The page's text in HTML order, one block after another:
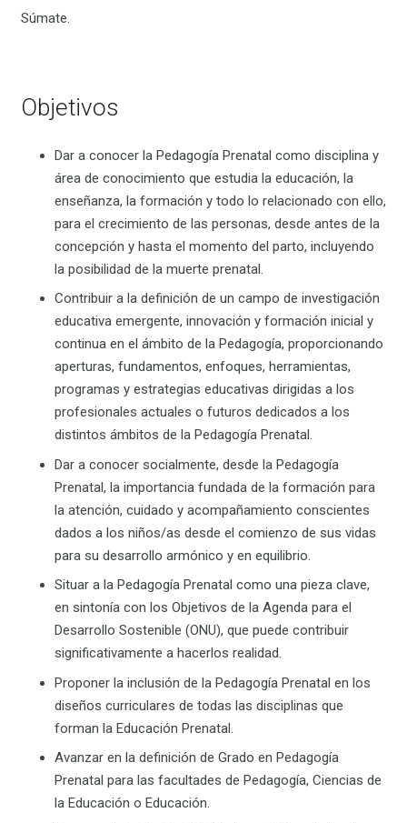
Súmate.
Objetivos
Dar a conocer la Pedagogía Prenatal como disciplina y
área de conocimiento que estudia la educación, la
enseñanza, la formación y todo lo relacionado con ello,
para el crecimiento de las personas, desde antes de la
concepción y hasta el momento del parto, incluyendo
la posibilidad de la muerte prenatal.
Contribuir a la definición de un campo de investigación
educativa emergente, innovación y formación inicial y
continua en el ámbito de la Pedagogía, proporcionando
aperturas, fundamentos, enfoques, herramientas,
programas y estrategias educativas dirigidas a los
profesionales actuales o futuros dedicados a los
distintos ámbitos de la Pedagogía Prenatal.
Dar a conocer socialmente, desde la Pedagogía
Prenatal, la importancia fundada de la formación para
la atención, cuidado y acompañamiento conscientes
dados a los niños/as desde el comienzo de sus vidas
para su desarrollo armónico y en equilibrio.
Situar a la Pedagogía Prenatal como una pieza clave,
en sintonía con los Objetivos de la Agenda para el
Desarrollo Sostenible (ONU), que puede contribuir
significativamente a hacerlos realidad.
Proponer la inclusión de la Pedagogía Prenatal en los
diseños curriculares de todas las disciplinas que
forman la Educación Prenatal.
Avanzar en la definición de Grado en Pedagogía
Prenatal para las facultades de Pedagogía, Ciencias de
la Educación o Educación.